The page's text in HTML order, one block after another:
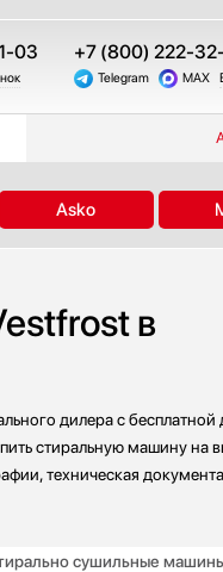
03 +7 (800) 222-
Telegram MAX
Asko
в
дилера с
стиральную машину на
техническая
сушильные